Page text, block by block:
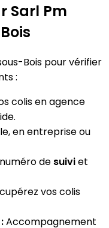
Sarl Pm
Bois pour vérifier
:
colis en agence
en entreprise ou
de suiviet
vos colis
Accompagnement